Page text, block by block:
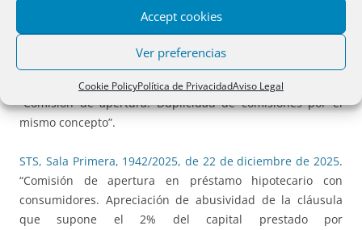
Accept cookies
Ver preferencias
Cookie PolicyPolítica de PrivacidadAviso Legal
caso la cláusula no cumple con los requisitos de
STS, Sala Primera, 1865/2025, de 16 de diciembre de 2025
“Comisión de apertura. Duplicidad de comisiones por el
mismo concepto”.
STS, Sala Primera, 1942/2025, de 22 de diciembre de 2025.
“Comisión de apertura en préstamo hipotecario con
consumidores. Apreciación de abusividad de la cláusula
que supone el 2% del capital prestado por